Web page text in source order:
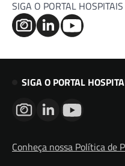
SIGA O PORTAL
SIGA O PORTAL
Conheça nossa Política de